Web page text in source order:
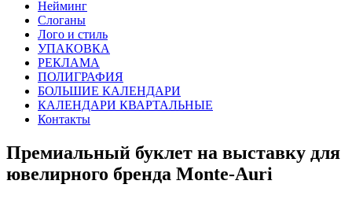
Нейминг
Слоганы
Лого и стиль
УПАКОВКА
РЕКЛАМА
ПОЛИГРАФИЯ
БОЛЬШИЕ КАЛЕНДАРИ
КАЛЕНДАРИ КВАРТАЛЬНЫЕ
Контакты
Премиальный буклет на выставку для
ювелирного бренда Monte-Auri